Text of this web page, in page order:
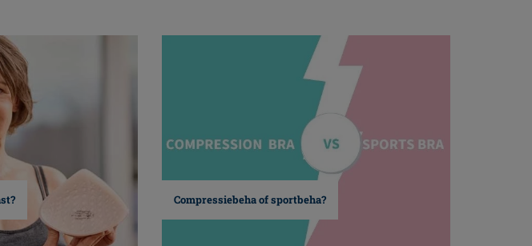
Compressiebeha of sportbeha?